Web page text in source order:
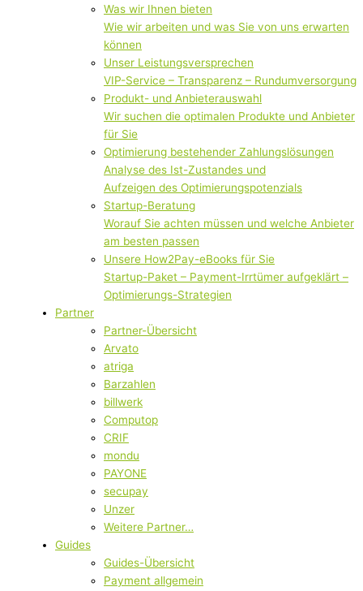
Was wir Ihnen bieten
Wie wir arbeiten und was Sie von uns erwarten
können
Unser Leistungsversprechen
VIP-Service – Transparenz – Rundumversorgung
Produkt- und Anbieterauswahl
Wir suchen die optimalen Produkte und Anbieter
für Sie
Optimierung bestehender Zahlungslösungen
Analyse des Ist-Zustandes und
Aufzeigen des Optimierungspotenzials
Startup-Beratung
Worauf Sie achten müssen und welche Anbieter
am besten passen
Unsere How2Pay-eBooks für Sie
Startup-Paket – Payment-Irrtümer aufgeklärt –
Optimierungs-Strategien
Partner
Partner-Übersicht
Arvato
atriga
Barzahlen
billwerk
Computop
CRIF
mondu
PAYONE
secupay
Unzer
Weitere Partner…
Guides
Guides-Übersicht
Payment allgemein